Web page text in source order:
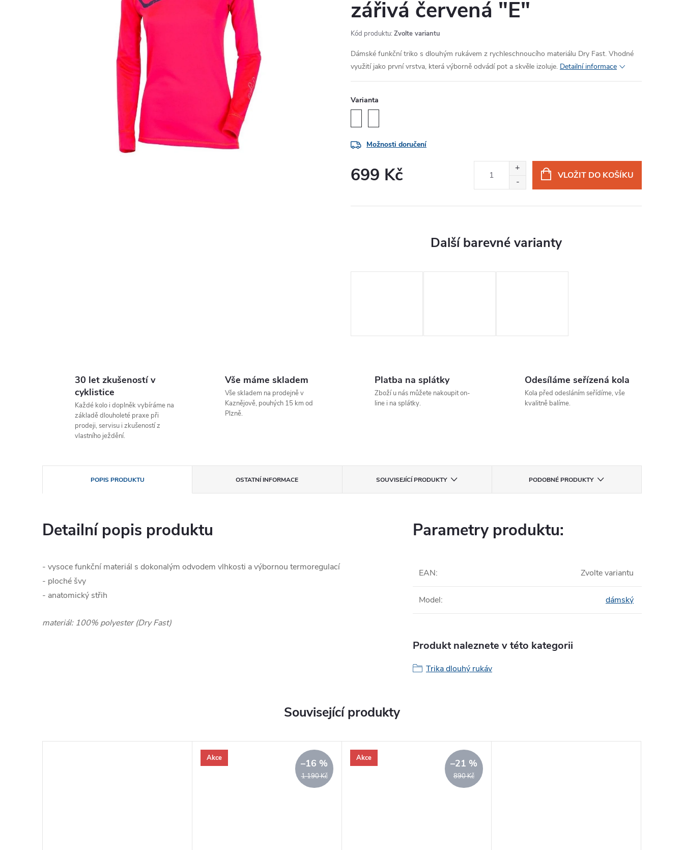
zářivá červená "E"
Kód produktu: Zvolte variantu
Dámské funkční triko s dlouhým rukávem z rychleschnoucího materiálu Dry Fast. Vhodné
využití jako první vrstva, která výborně odvádí pot a skvěle izoluje. Detailní informace
Varianta
Možnosti doručení
699 Kč VLOŽIT DO KOŠÍKU
30 let zkušeností v
cyklistice
Každé kolo i doplněk vybíráme na
základě dlouholeté praxe při
prodeji, servisu i zkušeností z
vlastního ježdění.
Vše máme skladem
Vše skladem na prodejně v
Kaznějově, pouhých 15 km od
Plzně.
Platba na splátky
Zboží u nás můžete nakoupit on-
line i na splátky.
Odesíláme seřízená kola
Kola před odesláním seřídíme, vše
kvalitně balíme.
POPIS PRODUKTU OSTATNÍ INFORMACE SOUVISEJÍCÍ PRODUKTY PODOBNÉ PRODUKTY
Detailní popis produktu
- vysoce funkční materiál s dokonalým odvodem vlhkosti a výbornou termoregulací
- ploché švy
- anatomický střih
materiál: 100% polyester (Dry Fast)
Parametry produktu:
EAN: Zvolte variantu
Model: dámský
Produkt naleznete v této kategorii
Trika dlouhý rukáv
Související produkty
Akce
1 190 Kč
–16 % Akce
890 Kč
–21 %